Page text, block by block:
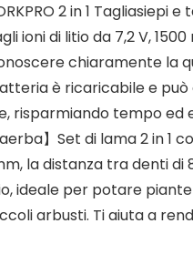
2 in 1 Tagliasiepi
ioni di litio da 7,2 V,
chiaramente la
è ricaricabile e
risparmiando tempo ed
】Set di lama 2 in 1
la distanza tra denti di
ideale per potare
arbusti. Ti aiuta a